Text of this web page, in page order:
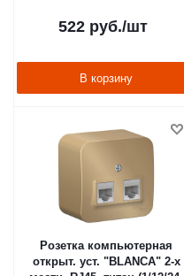
522 руб./шт
В корзину
Розетка компьютерная
открыт. уст. "BLANCA" 2-х